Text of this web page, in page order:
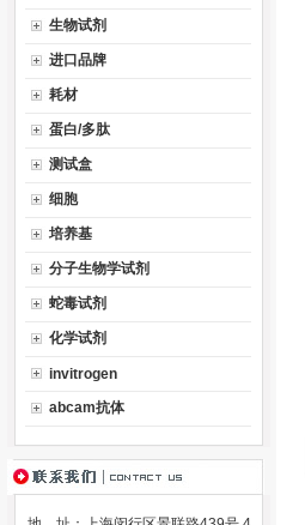
生物试剂
进口品牌
耗材
蛋白/多肽
测试盒
细胞
培养基
分子生物学试剂
蛇毒试剂
化学试剂
invitrogen
abcam抗体